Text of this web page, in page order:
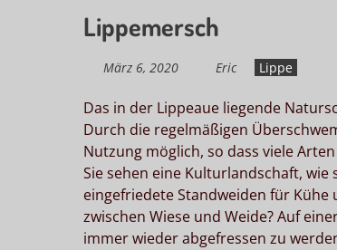
Lippemersch
März 6, 2020 Eric Lippe
Das in der Lippeaue liegende
Durch die regel­mäßigen
Nutzung möglich, so dass viele
Sie sehen eine Kulturlandschaft, wie
eingefriedete Standweiden für Kühe
zwischen Wiese und Weide? Auf
immer wieder abgefressen zu